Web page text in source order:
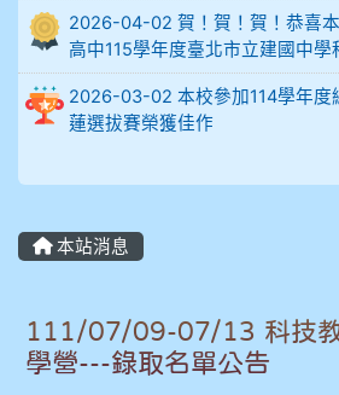
904彭子庭
905蔣昇和
905周沛蓉
905鄭瑀安
907張晏寧
2026-04-02 賀！賀！賀！恭喜
高中115學年度臺北市立建國中學
2026-03-02 本校參加114學年度
蓮選拔賽榮獲佳作
本站消息
111/07/09-07/13 科技教
學營---錄取名單公告